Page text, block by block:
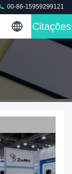
00-86-15959299121
Citações